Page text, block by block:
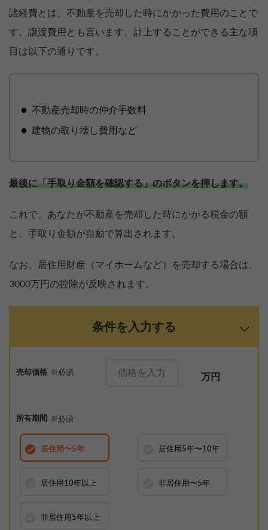
諸経費とは、不動産を売却した時にかかった費用のことで
す。譲渡費用とも言います。計上することができる主な項
目は以下の通りです。
不動産売却時の仲介手数料
建物の取り壊し費用など
最後に「手取り金額を確認する」のボタンを押します。
これで、あなたが不動産を売却した時にかかる税金の額
と、手取り金額が自動で算出されます。
なお、居住用財産（マイホームなど）を売却する場合は、
3000万円の控除が反映されます。
条件を入力する
売却価格 ※必須 万円
所有期間 ※必須
居住用 〜5年 居住用 5年〜10年
居住用 10年以上 非居住用 〜5年
非居住用 5年以上